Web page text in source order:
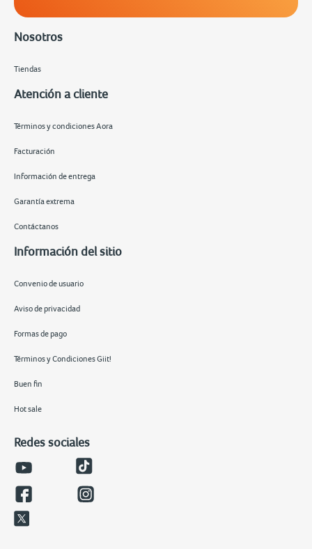
Nosotros
Tiendas
Atención a cliente
Términos y condiciones Aora
Facturación
Información de entrega
Garantía extrema
Contáctanos
Información del sitio
Convenio de usuario
Aviso de privacidad
Formas de pago
Términos y Condiciones Giit!
Buen fin
Hot sale
Redes sociales